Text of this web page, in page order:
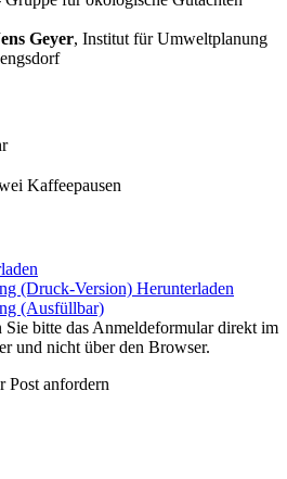
Geyer, Institut für Umweltplanung
Kaffeepausen
(Druck-Version) Herunterladen
(Ausfüllbar)
bitte das Anmeldeformular direkt im
und nicht über den Browser.
Post anfordern